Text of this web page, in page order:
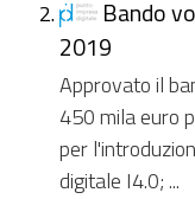
Bando
2019
Approvato il
450 mila euro
per
digitale I4.0; ...